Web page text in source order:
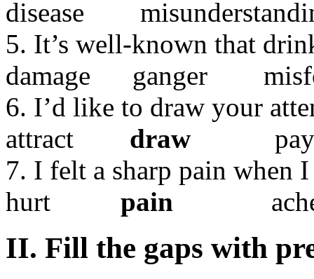
disease
5. It’s well-known that
damage ganger
6. I’d like to draw your
attract
draw
7. I felt a sharp pain when
hurt
pain
II. Fill the gaps with